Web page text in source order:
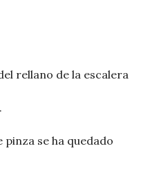
rellano de la escalera
pinza se ha quedado